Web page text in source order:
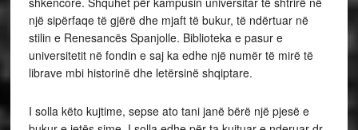
një sipërfaqe të gjërë dhe mjaft të bukur, të ndërtuar në
stilin e Renesancës Spanjolle. Biblioteka e pasur e
universitetit në fondin e saj ka edhe një numër të mirë të
librave mbi historinë dhe letërsinë shqiptare.
I solla këto kujtime, sepse ato tani janë bërë një pjesë e